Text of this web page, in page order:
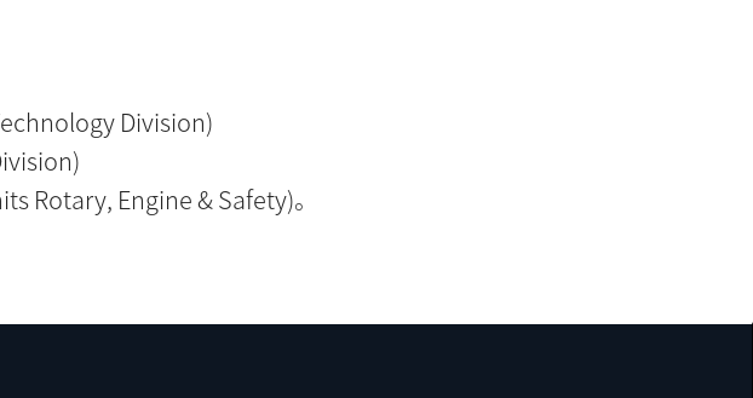
Division)
Rotary, Engine & Safety)。